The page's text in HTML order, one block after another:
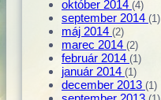
október 2014 (4)
september 2014 (1)
máj 2014 (2)
marec 2014 (2)
február 2014 (1)
január 2014 (1)
december 2013 (1)